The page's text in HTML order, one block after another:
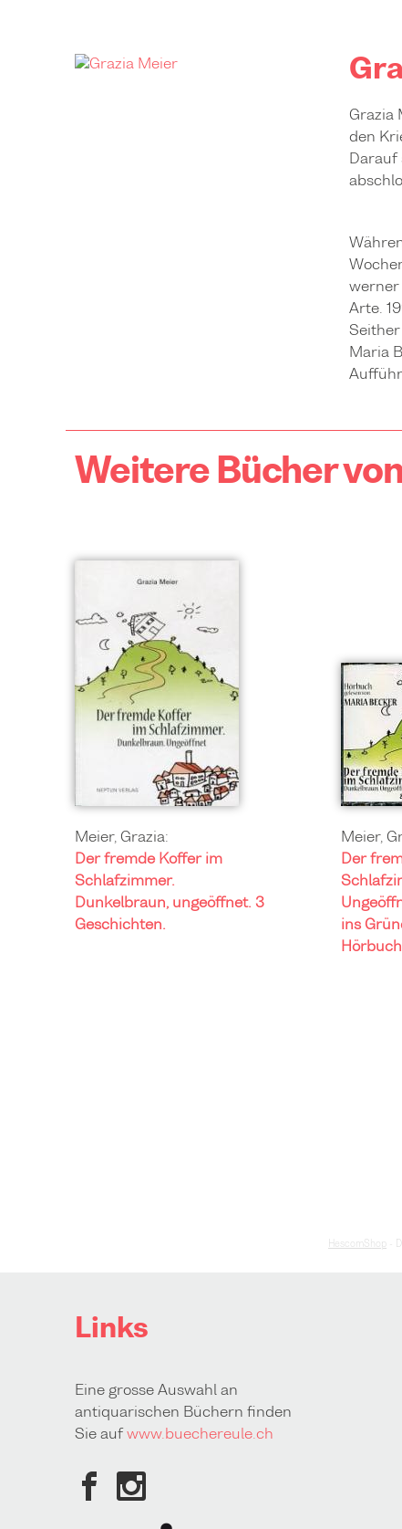
Grazia
den
Darauf
werner
Arte.
Seither
Maria
Weitere Bücher
Meier, Grazia:
Der fremde Koffer im
Schlafzimmer.
Dunkelbraun, ungeöffnet. 3
Geschichten.
Meier,
Der
ins
HescomShop -
Links
Eine grosse Auswahl an
antiquarischen Büchern finden
Sie aufwww.buechereule.ch